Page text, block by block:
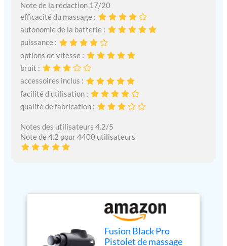
Note de la rédaction 17/20
efficacité du massage :
autonomie de la batterie :
puissance :
options de vitesse :
bruit :
accessoires inclus :
facilité d’utilisation :
qualité de fabrication :
Notes des utilisateurs 4.2/5
Note de 4.2 pour 4400 utilisateurs
Fusion Black Pro
Pistolet de massage